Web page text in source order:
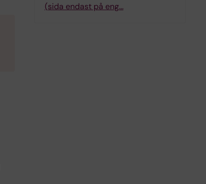
(sida endast på eng…